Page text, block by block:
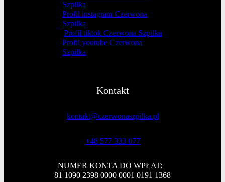
Szpilka
Profil instagram Czerwona
Szpilka
Profil tiktok Czerwona Szpilka
Profil youtube Czerwona
Szpilka
Kontakt
kontakt@czerwonaszpilka.pl
+48 577 333 077
NUMER KONTA DO WPŁAT:
81 1090 2398 0000 0001 0191 1368